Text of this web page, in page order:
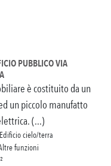
PUBBLICO VIA
è costituito da un
un piccolo manufatto
(...)
cielo/terra
funzioni